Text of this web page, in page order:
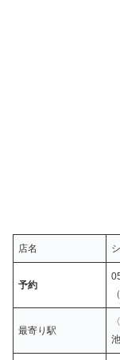
店名
予約
最寄り駅